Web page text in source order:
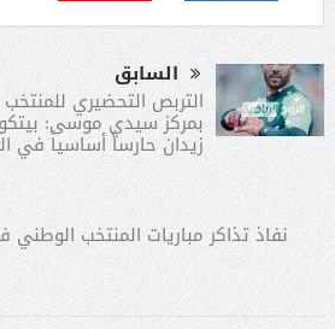
السابق
التربص التحضيري
بمركز سيدي موسى:
زيدان حارساً أساسياً في